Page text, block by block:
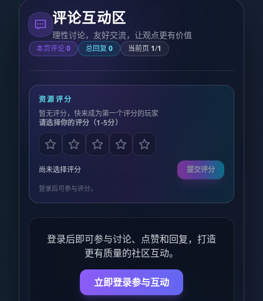
评论互动区
理性讨论，友好交流，让观点更有价值
本页评论0 总回复 0 当前页 1/1
资源评分
暂无评分，快来成为第一个评分的玩家
请选择你的评分（1-5分）
尚未选择评分 提交评分
登录后可参与评分。
登录后即可参与讨论、点赞和回复，打造
更有质量的社区互动。
立即登录参与互动